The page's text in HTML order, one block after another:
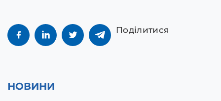
Поділитися
НОВИНИ